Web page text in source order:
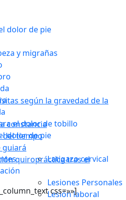
dolor de pie
y migrañas
el dolor de tobillo
dolor de pie
Latigazo cervical
Lesiones Personales
Lesión laboral
según la gravedad de la
constancia
del tiempo
guiará
quiropráctica tras el
css=»»]